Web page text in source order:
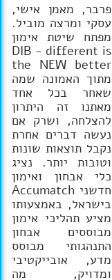
פרבר, מאמן אישי,
עסקי ומרצה מוביל.
מפתח שיטת אימון
DIB - different is
the NEW better
מתוך האמונה שמה
שאחר בכל אחד
מאתנו זה היתרון
להצלחה, ושרק אם
נעשה דברים אחרת
נקבל תוצאות שונות
וטובות יותר. נציג
כלי אבחון ואימון
חדשני Accumatch
בישראל, באמצעותו
מציע תהליכי אימון
מבוססים אבחון
התנהגותי מבוסס
מדע, אובייקטיבי
ומדויק, מה